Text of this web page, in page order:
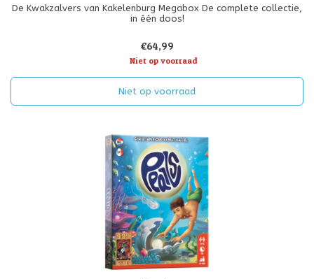
De Kwakzalvers van Kakelenburg Megabox De complete collectie,
in één doos!
€64,99
Niet op voorraad
Niet op voorraad